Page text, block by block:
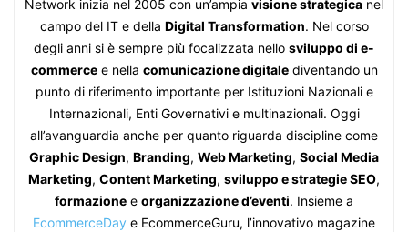
Network inizia nel 2005 con un’ampia visione strategica nel
campo del IT e della Digital Transformation. Nel corso
degli anni si è sempre più focalizzata nello sviluppo di e-
commercee nella comunicazione digitalediventando un
punto di riferimento importante per Istituzioni Nazionali e
Internazionali, Enti Governativi e multinazionali. Oggi
all’avanguardia anche per quanto riguarda discipline come
Graphic Design, Branding, Web Marketing, Social Media
Marketing, Content Marketing, sviluppo e strategie SEO,
formazione e organizzazione d’eventi. Insieme a
EcommerceDay e EcommerceGuru, l’innovativo magazine